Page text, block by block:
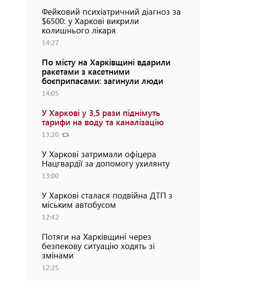
Фейковий психіатричний діагноз за
$6500: у Харкові викрили
колишнього лікаря
14:27
По місту на Харківщині вдарили
ракетами з касетними
боєприпасами: загинули люди
14:05
У Харкові у 3,5 рази піднімуть
тарифи на воду та каналізацію
13:20
У Харкові затримали офіцера
Нацгвардії за допомогу ухилянту
13:00
У Харкові сталася подвійна ДТП з
міським автобусом
12:42
Потяги на Харківщині через
безпекову ситуацію ходять зі
змінами
12:25